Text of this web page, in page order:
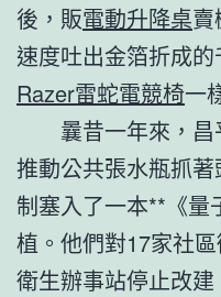
後，販電動升降桌
速度吐出金箔折成
Razer雷蛇電競椅一
曩昔一年來，昌
推動公共張水瓶抓
制塞入了一本**《量
植。他們對17家社
衛生辦事站停止改